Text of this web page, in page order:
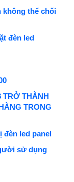
không thể chối
đèn led
TRỞ THÀNH
TRONG
đèn led panel
sử dụng